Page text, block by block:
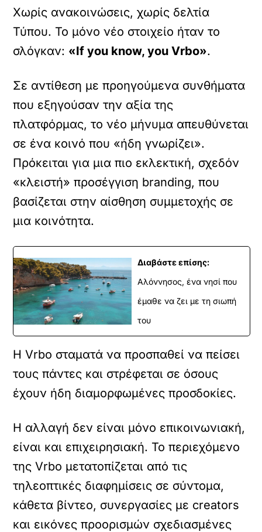
Χωρίς ανακοινώσεις, χωρίς δελτία
Τύπου. Το μόνο νέο στοιχείο ήταν το
σλόγκαν: «If you know, you Vrbo».
Σε αντίθεση με προηγούμενα συνθήματα
που εξηγούσαν την αξία της
πλατφόρμας, το νέο μήνυμα απευθύνεται
σε ένα κοινό που «ήδη γνωρίζει».
Πρόκειται για μια πιο εκλεκτική, σχεδόν
«κλειστή» προσέγγιση branding, που
βασίζεται στην αίσθηση συμμετοχής σε
μια κοινότητα.
Διαβάστε επίσης:
Αλόννησος, ένα νησί που
έμαθε να ζει με τη σιωπή
του
Η Vrbo σταματά να προσπαθεί να πείσει
τους πάντες και στρέφεται σε όσους
έχουν ήδη διαμορφωμένες προσδοκίες.
Η αλλαγή δεν είναι μόνο επικοινωνιακή,
είναι και επιχειρησιακή. Το περιεχόμενο
της Vrbo μετατοπίζεται από τις
τηλεοπτικές διαφημίσεις σε σύντομα,
κάθετα βίντεο, συνεργασίες με creators
και εικόνες προορισμών σχεδιασμένες